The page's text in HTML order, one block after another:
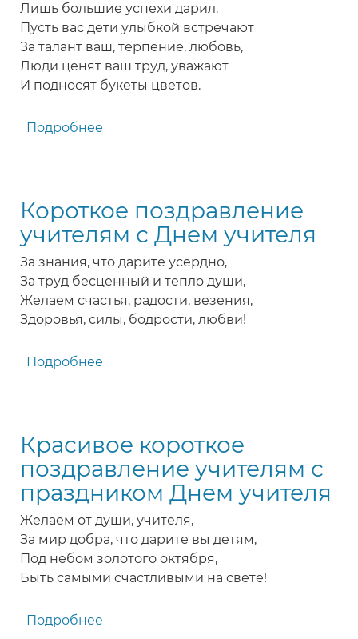
Лишь большие успехи дарил.
Пусть вас дети улыбкой встречают
За талант ваш, терпение, любовь,
Люди ценят ваш труд, уважают
И подносят букеты цветов.
Подробнее
с
праздником
Короткое поздравление
учителям с Днем учителя
За знания, что дарите усердно,
За труд бесценный и тепло души,
Желаем счастья, радости, везения,
Здоровья, силы, бодрости, любви!
Подробнее
с
Днем
учителя
Красивое короткое
поздравление учителям с
праздником Днем учителя
Желаем от души, учителя,
За мир добра, что дарите вы детям,
Под небом золотого октября,
Быть самыми счастливыми на свете!
Подробнее